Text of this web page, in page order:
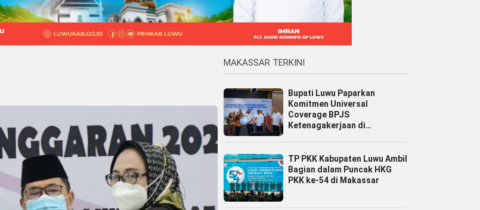
MAKASSAR TERKINI
Bupati Luwu Paparkan
Komitmen Universal
Coverage BPJS
Ketenagakerjaan di
TP PKK Kabupaten Luwu Ambil
Bagian dalam Puncak HKG
PKK ke-54 di Makassar